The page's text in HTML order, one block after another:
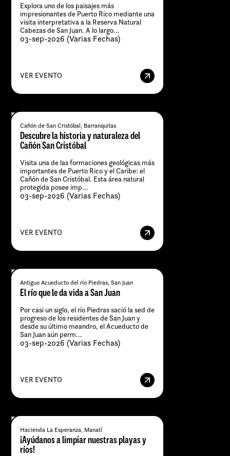
Explora uno de los paisajes más
impresionantes de Puerto Rico mediante una
visita interpretativa a la Reserva Natural
Cabezas de San Juan. A lo largo...
03-sep-2026 (Varias Fechas)
VER EVENTO
Cañón de San Cristóbal, Barranquitas
Descubre la historia y naturaleza del
Cañón San Cristóbal
Visita una de las formaciones geológicas más
importantes de Puerto Rico y el Caribe: el
Cañón de San Cristóbal. Esta área natural
protegida posee imp...
03-sep-2026 (Varias Fechas)
VER EVENTO
Antiguo Acueducto del río Piedras, San Juan
El río que le da vida a San Juan
Por casi un siglo, el río Piedras sació la sed de
progreso de los residentes de San Juan y
desde su último meandro, el Acueducto de
San Juan aún perm...
03-sep-2026 (Varias Fechas)
VER EVENTO
Hacienda La Esperanza, Manatí
¡Ayúdanos a limpiar nuestras playas y
ríos!